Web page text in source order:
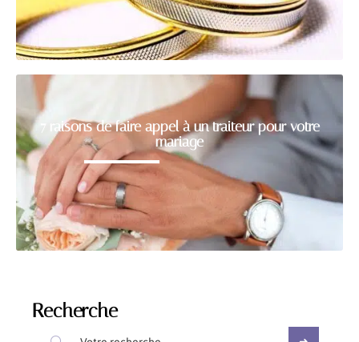
7 raisons de faire appel à un traiteur pour votre
mariage
Recherche